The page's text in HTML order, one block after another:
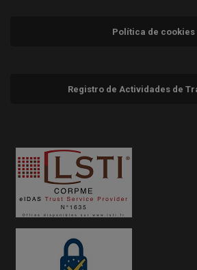
Política de cookies
Registro de Actividades de